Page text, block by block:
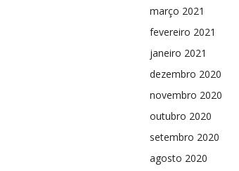
março 2021
fevereiro 2021
janeiro 2021
dezembro 2020
novembro 2020
outubro 2020
setembro 2020
agosto 2020